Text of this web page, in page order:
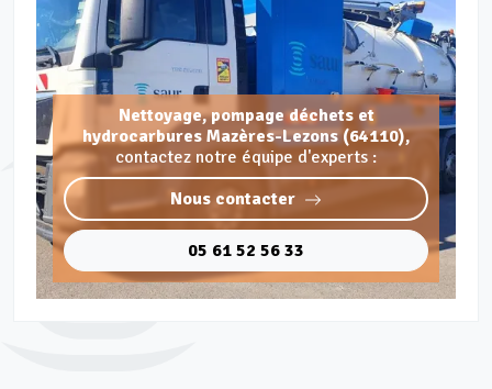
Nettoyage, pompage déchets et
hydrocarbures Mazères-Lezons (64110),
contactez notre équipe d'experts :
Nous contacter
05 61 52 56 33